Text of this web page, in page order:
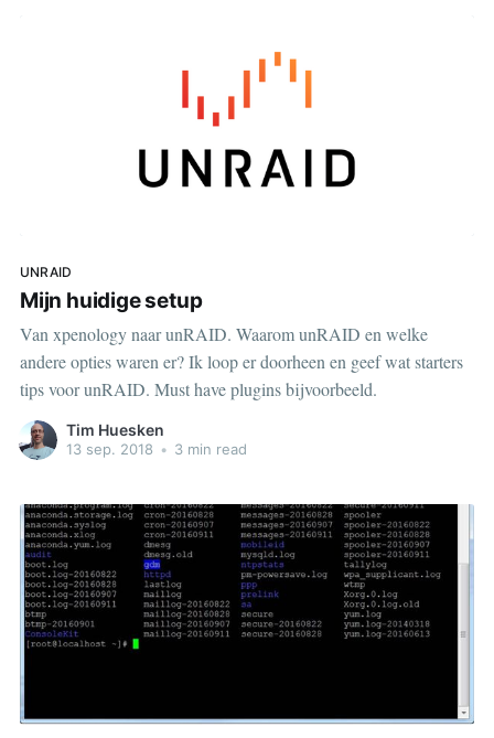
UNRAID
Mijn huidige setup
Van xpenology naar unRAID. Waarom unRAID en welke
andere opties waren er? Ik loop er doorheen en geef wat starters
tips voor unRAID. Must have plugins bijvoorbeeld.
Tim Huesken
13 sep. 2018 • 3 min read